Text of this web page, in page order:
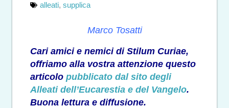
alleati, supplica
Marco Tosatti
Cari amici e nemici di Stilum Curiae,
offriamo alla vostra attenzione questo
articolo pubblicato dal sito degli
Alleati dell’Eucarestia e del Vangelo.
Buona lettura e diffusione.